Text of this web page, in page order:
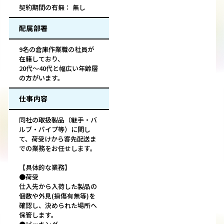
契約期間の有無： 無し
配属部署
9名の倉庫作業職の社員が
在籍しており、
20代～40代と幅広い年齢層
の方がいます。
仕事内容
同社の取扱製品（継手・バ
ルブ・パイプ等）に関し
て、荷受けから客先配送ま
での業務をお任せします。
【具体的な業務】
●荷受
仕入先から入荷した製品の
個数や外見(損傷有無等)を
確認し、決められた場所へ
保管します。